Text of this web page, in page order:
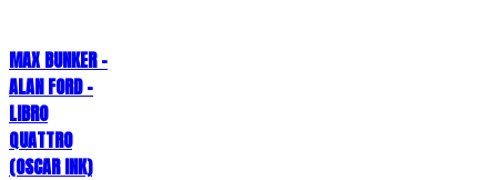
MAX BUNKER –
ALAN FORD –
LIBRO
QUATTRO
(OSCAR INK)